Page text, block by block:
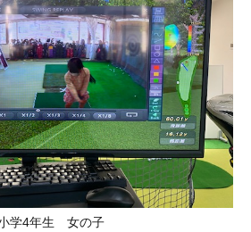
学4年生 女の子